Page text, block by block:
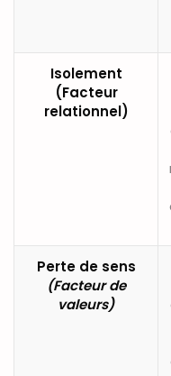
Isolement
(Facteur
relationnel)
Perte de sens
(Facteur de
valeurs)